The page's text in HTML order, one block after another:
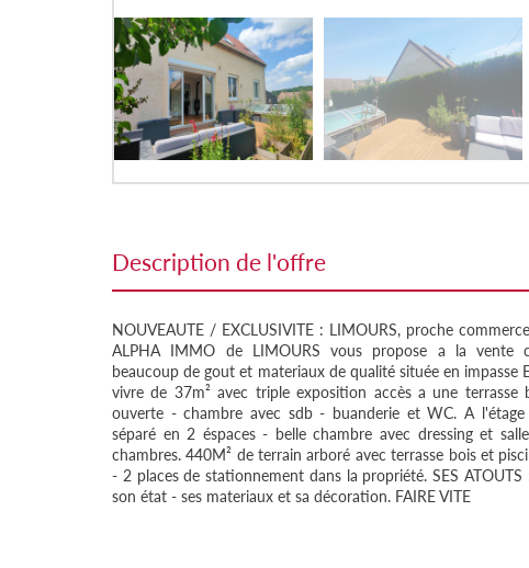
description de l'offre
NOUVEAUTE / EXCLUSIVITE : LIMOURS, proche
ALPHA IMMO de LIMOURS vous propose a la vente
beaucoup de gout et materiaux de qualité située en impasse
vivre de 37m² avec triple exposition accès a une terrasse
ouverte - chambre avec sdb - buanderie et WC. A
séparé en 2 éspaces - belle chambre avec dressing et
chambres. 440M² de terrain arboré avec terrasse bois et
- 2 places de stationnement dans la propriété. SES
son état - ses materiaux et sa décoration. FAIRE VITE